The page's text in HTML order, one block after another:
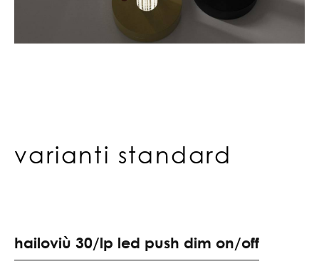
varianti standard
hailoviù 30/lp led push dim on/off